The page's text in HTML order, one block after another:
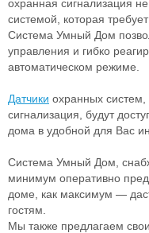
охранная сигнализация
системой, которая
Система Умный Дом
управления и гибко
автоматическом режиме.
Датчики охранных систем,
сигнализация, будут
дома в удобной для Вас
Система Умный Дом,
минимум оперативно
доме, как максимум —
гостям.
Мы также предлагаем